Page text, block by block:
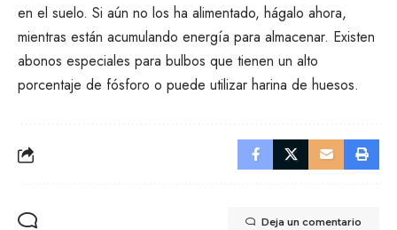
en el suelo. Si aún no los ha alimentado, hágalo ahora,
mientras están acumulando energía para almacenar. Existen
abonos especiales para bulbos que tienen un alto
porcentaje de fósforo o puede utilizar harina de huesos.
Deja un comentario